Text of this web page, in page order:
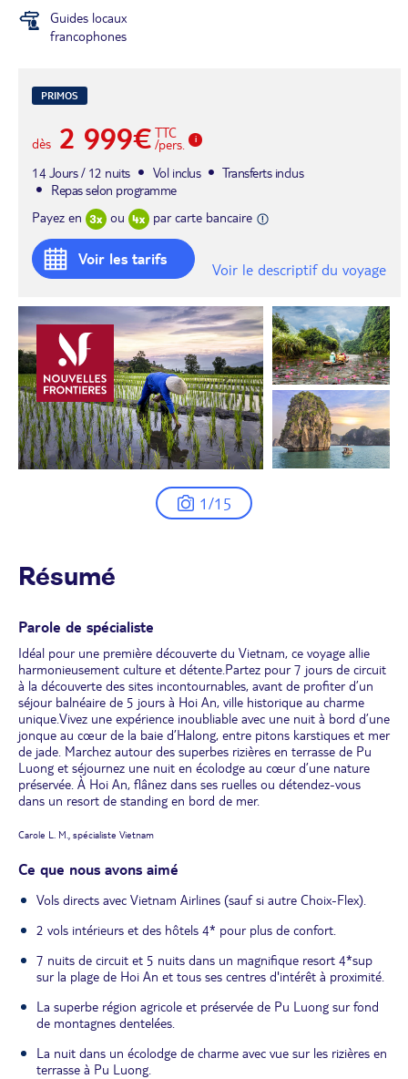
Guides locaux
francophones
PRIMOS
dès 2 999€ TTC
/pers.
14 Jours / 12 nuits
Vol inclus
Transferts inclus
Repas selon programme
Payez en
ou par carte bancaire
Voir les tarifs
Voir le descriptif du voyage
1/15
Résumé
Parole de spécialiste
Idéal pour une première découverte du Vietnam, ce voyage allie
harmonieusement culture et détente.Partez pour 7 jours de circuit
à la découverte des sites incontournables, avant de profiter d’un
séjour balnéaire de 5 jours à Hoi An, ville historique au charme
unique.Vivez une expérience inoubliable avec une nuit à bord d’une
jonque au cœur de la baie d’Halong, entre pitons karstiques et mer
de jade. Marchez autour des superbes rizières en terrasse de Pu
Luong et séjournez une nuit en écolodge au cœur d’une nature
préservée. À Hoi An, flânez dans ses ruelles ou détendez-vous
dans un resort de standing en bord de mer.
Carole L. M., spécialiste Vietnam
Ce que nous avons aimé
Vols directs avec Vietnam Airlines (sauf si autre Choix-Flex).
2 vols intérieurs et des hôtels 4* pour plus de confort.
7 nuits de circuit et 5 nuits dans un magnifique resort 4*sup
sur la plage de Hoi An et tous ses centres d'intérêt à proximité.
La superbe région agricole et préservée de Pu Luong sur fond
de montagnes dentelées.
La nuit dans un écolodge de charme avec vue sur les rizières en
terrasse à Pu Luong.